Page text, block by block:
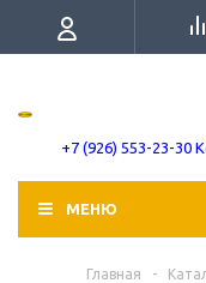
+7 (926) 553-23-30
МЕНЮ
Главная -